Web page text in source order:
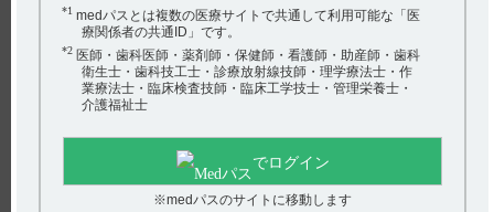
てください。
【フィコンパ・点滴静注】 薬剤調製時及び投与時の注意
について教えてください。
【フィコンパ・点滴静注】 てんかん重積状態に使えます
か？
【フィコンパ・点滴静注】 他の抗てんかん薬との薬物相
互作用について教えてください。
アンケート:ご意見をお聞かせください
(選択してください)
送信する
*1 medパスとは複数の医療サイトで共通して利用可能な「医
療関係者の共通ID」です。
*2 医師・歯科医師・薬剤師・保健師・看護師・助産師・歯科
衛生士・歯科技工士・診療放射線技師・理学療法士・作
業療法士・臨床検査技師・臨床工学技士・管理栄養士・
介護福祉士
でログイン
※medパスのサイトに移動します